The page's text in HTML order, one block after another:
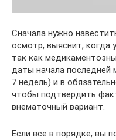
Сначала нужно
осмотр, выяснит, когда
так как
даты начала последней
7 недель) и в
чтобы подтвердить
внематочный вариант.
Если все в порядке, вы